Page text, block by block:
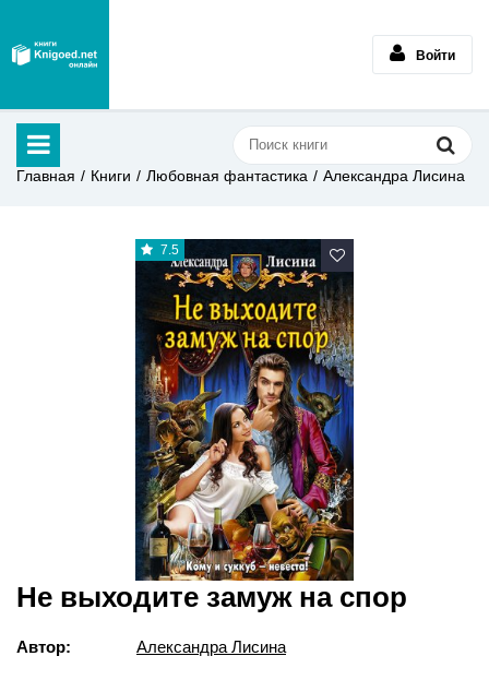
Войти
Главная Книги Любовная фантастика Александра Лисина
7.5
Не выходите замуж на спор
Автор: Александра Лисина